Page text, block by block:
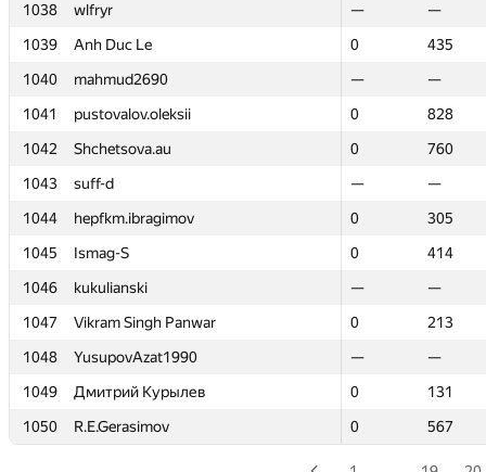
1038
wlfryr —
—
1039
Anh Duc Le 0
435
1040
mahmud2690 —
—
1041
pustovalov.oleksii 0
828
1042
Shchetsova.au 0
760
1043
suff-d —
—
1044
hepfkm.ibragimov 0
305
1045
Ismag-S 0
414
1046
kukulianski —
—
1047
Vikram Singh Panwar 0
213
1048
YusupovAzat1990 —
—
1049
Дмитрий Курылев 0
131
1050
R.E.Gerasimov 0 567
1038
wlfryr —
—
1039
Anh Duc Le 0
435
1040
mahmud2690 —
—
1041
pustovalov.oleksii 0
828
1042
Shchetsova.au 0
760
1043
suff-d —
—
1044
hepfkm.ibragimov 0
305
1045
Ismag-S 0
414
1046
kukulianski —
—
1047
Vikram Singh Panwar 0
213
1048
YusupovAzat1990 —
—
1049
Дмитрий Курылев 0
131
1050
R.E.Gerasimov 0 567